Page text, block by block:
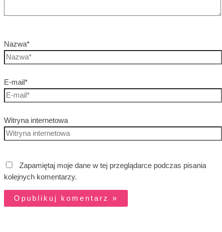
Nazwa*
E-mail*
Witryna internetowa
Zapamiętaj moje dane w tej przeglądarce podczas pisania
kolejnych komentarzy.